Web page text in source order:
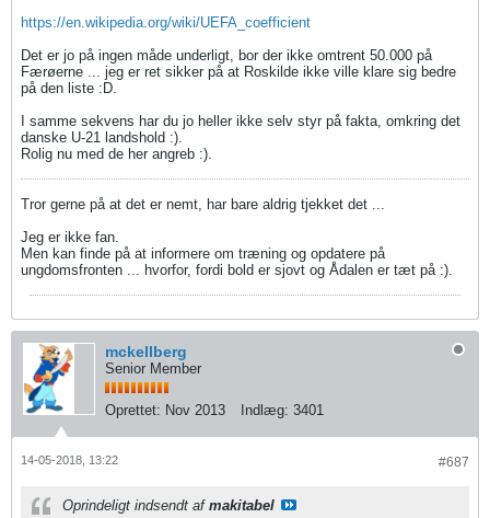
https://en.wikipedia.org/wiki/UEFA_coefficient
Det er jo på ingen måde underligt, bor der ikke omtrent 50.000 på
Færøerne ... jeg er ret sikker på at Roskilde ikke ville klare sig bedre
på den liste :D.
I samme sekvens har du jo heller ikke selv styr på fakta, omkring det
danske U-21 landshold :).
Rolig nu med de her angreb :).
Tror gerne på at det er nemt, har bare aldrig tjekket det ...
Jeg er ikke fan.
Men kan finde på at informere om træning og opdatere på
ungdomsfronten ... hvorfor, fordi bold er sjovt og Ådalen er tæt på :).
mckellberg
Senior Member
Oprettet: Nov 2013 Indlæg: 3401
#687
14-05-2018, 13:22
Oprindeligt indsendt af makitabel